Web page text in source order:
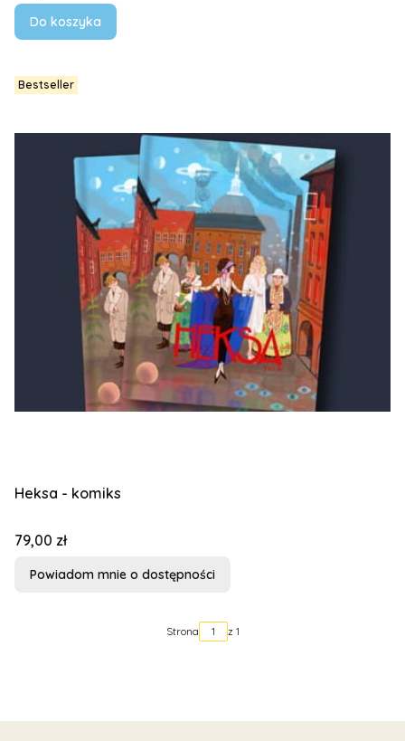
Do koszyka
Bestseller
Heksa - komiks
Cena
79,00 zł
Powiadom mnie o dostępności
Strona z 1